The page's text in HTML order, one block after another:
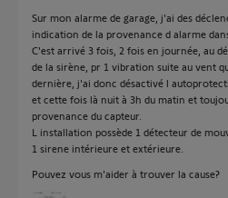
Sur mon alarme de garage, j'ai des
indication de la provenance d alarme
C'est arrivé 3 fois, 2 fois en journée, au
de la sirène, pr 1 vibration suite au vent
dernière, j'ai donc désactivé l
et cette fois là nuit à 3h du matin et
provenance du capteur.
L installation possède 1 détecteur de
1 sirene intérieure et extérieure.
Pouvez vous m'aider à trouver la cause?